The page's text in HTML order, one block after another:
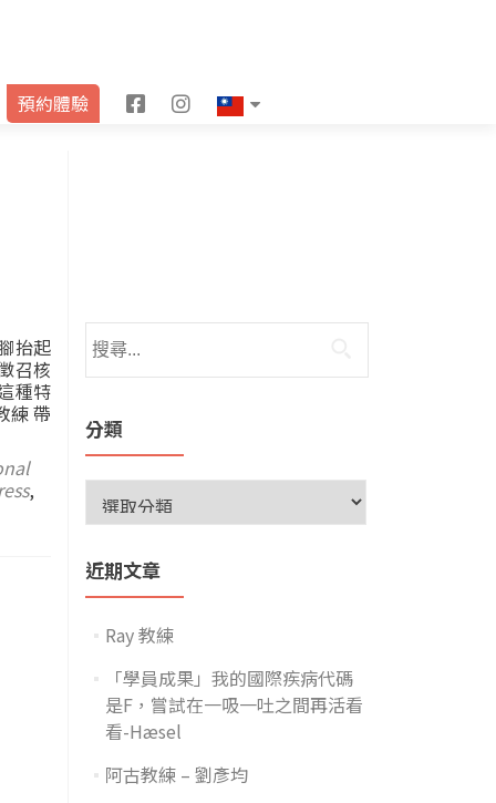
預約體驗
F
k
I
a
抬起
召核
種特
練 帶
,
分類
近期文章
Ray 教練
「學員成果」我的國際疾病代碼
是F，嘗試在一吸一吐之間再活看
看-Hæsel
阿古教練 – 劉彥均